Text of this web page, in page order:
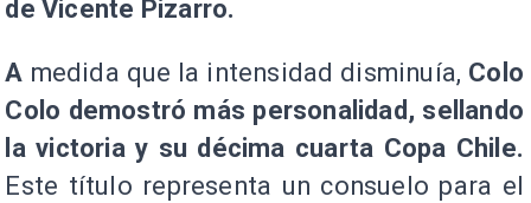
de Vicente Pizarro.
A medida que la intensidad disminuía, Colo
Colo demostró más personalidad, sellando
la victoria y su décima cuarta Copa Chile.
Este título representa un consuelo para el